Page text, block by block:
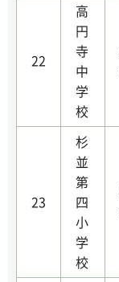
22
高
円
寺
中
学
校
23
杉
並
第
四
小
学
校